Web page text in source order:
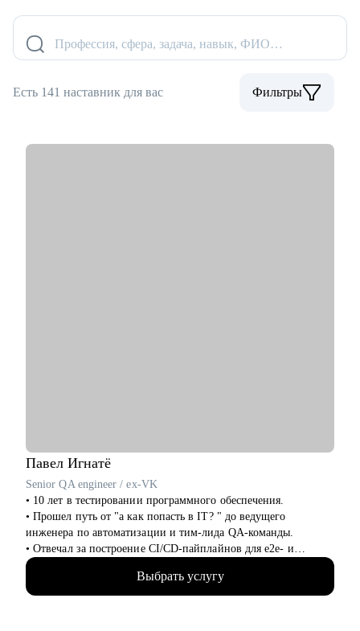
Профессия, сфера, задача, навык, ФИО…
Есть 141 наставник для вас Фильтры
Павел Игнатё
Senior QA engineer / ex-VK
• 10 лет в тестировании программного обеспечения.
• Прошел путь от "а как попасть в IT? " до ведущего
инженера по автоматизации и тим-лида QA-команды.
• Отвечал за построение CI/CD-пайплайнов для e2e- и
• Интервьюировал и набирал в команду более 30
специалистов разных уровней.
Выбрать услугу